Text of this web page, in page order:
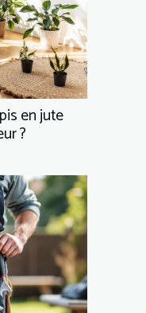
en jute
?